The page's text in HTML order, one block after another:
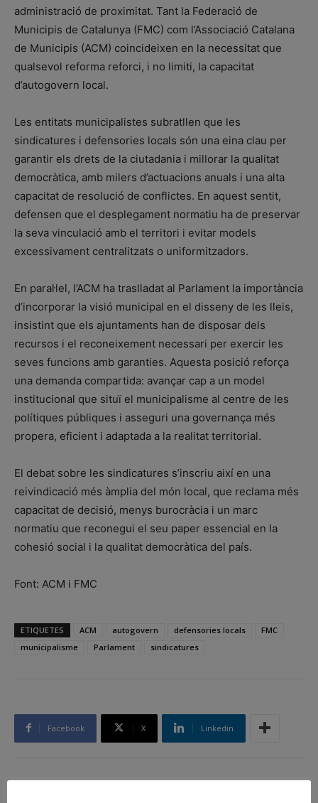
administració de proximitat. Tant la Federació de
Municipis de Catalunya (FMC) com l’Associació Catalana
de Municipis (ACM) coincideixen en la necessitat que
qualsevol reforma reforci, i no limiti, la capacitat
d’autogovern local.
Les entitats municipalistes subratllen que les
sindicatures i defensories locals són una eina clau per
garantir els drets de la ciutadania i millorar la qualitat
democràtica, amb milers d’actuacions anuals i una alta
capacitat de resolució de conflictes. En aquest sentit,
defensen que el desplegament normatiu ha de preservar
la seva vinculació amb el territori i evitar models
excessivament centralitzats o uniformitzadors.
En paral·lel, l’ACM ha traslladat al Parlament la importància
d’incorporar la visió municipal en el disseny de les lleis,
insistint que els ajuntaments han de disposar dels
recursos i el reconeixement necessari per exercir les
seves funcions amb garanties. Aquesta posició reforça
una demanda compartida: avançar cap a un model
institucional que situï el municipalisme al centre de les
polítiques públiques i asseguri una governança més
propera, eficient i adaptada a la realitat territorial.
El debat sobre les sindicatures s’inscriu així en una
reivindicació més àmplia del món local, que reclama més
capacitat de decisió, menys burocràcia i un marc
normatiu que reconegui el seu paper essencial en la
cohesió social i la qualitat democràtica del país.
Font: ACM i FMC
ETIQUETES ACM autogovern defensories locals
FMC
municipalisme
Parlament sindicatures
Facebook X Linkedin